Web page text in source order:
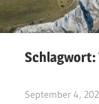
Schlagwort:
September 4,